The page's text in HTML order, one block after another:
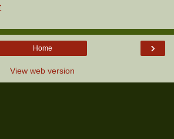
›
Home
View web version